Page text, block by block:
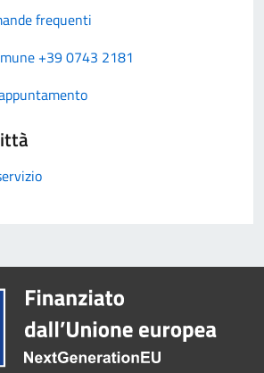
frequenti
+39 0743 2181